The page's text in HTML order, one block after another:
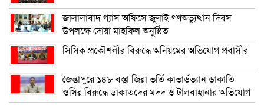
জালালাবাদ গ্যাস অফিসে জুলাই গণঅভ্যুত্থান দিবস
উপলক্ষে দোয়া মাহফিল অনুষ্ঠিত
সিসিক প্রকৌশলীর বিরুদ্ধে অনিয়মের অভিযোগ প্রবাসীর
জৈন্তাপুরে ১৪৮ বস্তা জিরা ভর্তি কাভার্ডভ্যান ডাকাতি
ওসির বিরুদ্ধে ডাকাতদের মদদ ও টালবাহানার অভিযোগ